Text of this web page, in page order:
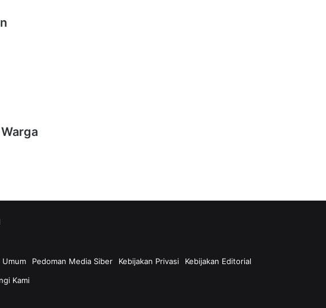
Umum Pedoman Media Siber Kebijakan Privasi
Kebijakan Editorial
Kami